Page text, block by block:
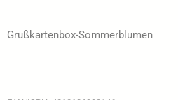
Grußkartenbox-Sommerblumen